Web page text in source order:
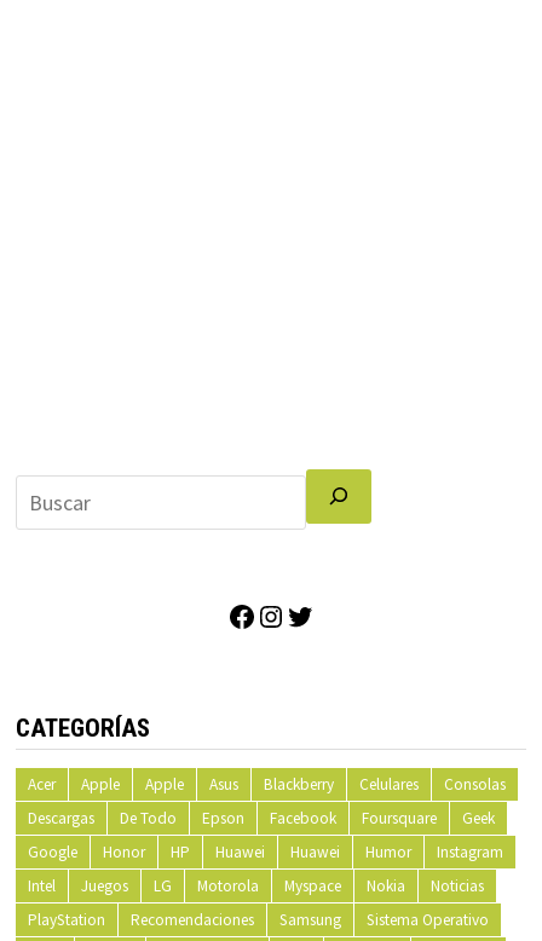
Facebook
Instagram
CATEGORÍAS
Acer Apple Apple Asus Blackberry Celulares
Consolas
Descargas
De Todo Epson Facebook Foursquare
Geek
Google
Honor HP Huawei Huawei Humor
Instagram
Intel
Juegos LG Motorola Myspace Nokia
Noticias
PlayStation
Recomendaciones Samsung
Sistema Operativo